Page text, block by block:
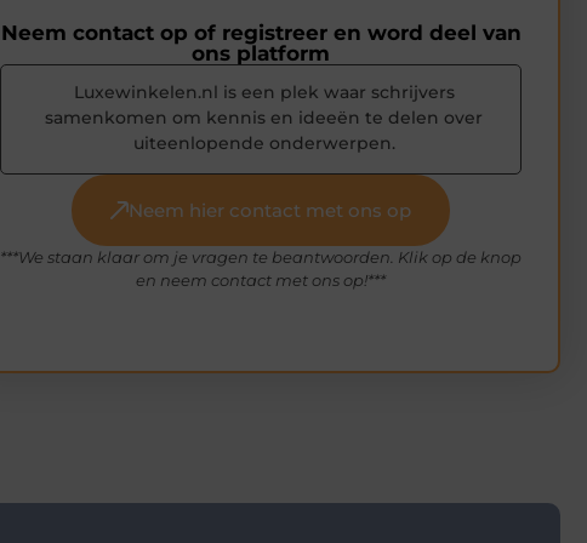
Neem contact op of registreer en word deel van
ons platform
Luxewinkelen.nl is een plek waar schrijvers
samenkomen om kennis en ideeën te delen over
uiteenlopende onderwerpen.
Neem hier contact met ons op
***We staan klaar om je vragen te beantwoorden. Klik op de knop
en neem contact met ons op!***